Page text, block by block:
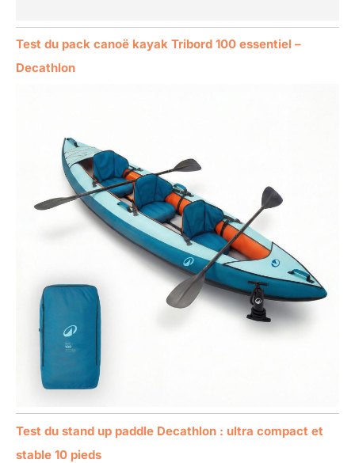
Test du pack canoë kayak Tribord 100 essentiel –
Decathlon
Test du stand up paddle Decathlon : ultra compact et
stable 10 pieds